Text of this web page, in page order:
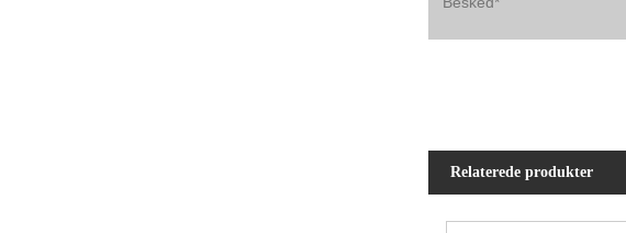
Relaterede produkter